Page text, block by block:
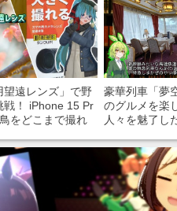
望遠レンズ」で野
戦！ iPhone 15 Pr
をどこまで撮れ
豪華列車「夢
のグルメを楽
人々を魅了し
あ」「行って